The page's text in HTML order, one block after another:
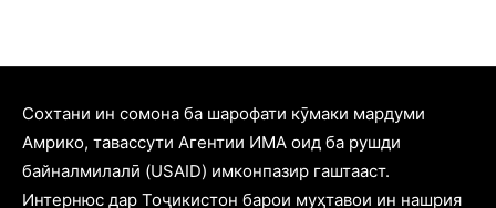
Cохтани ин сомона ба шарофати кӯмаки мардуми
Амрико, тавассути Агентии ИМА оид ба рушди
байналмилалӣ (USAID) имконпазир гаштааст.
Интернюс дар Тоҷикистон барои муҳтавои ин нашрия